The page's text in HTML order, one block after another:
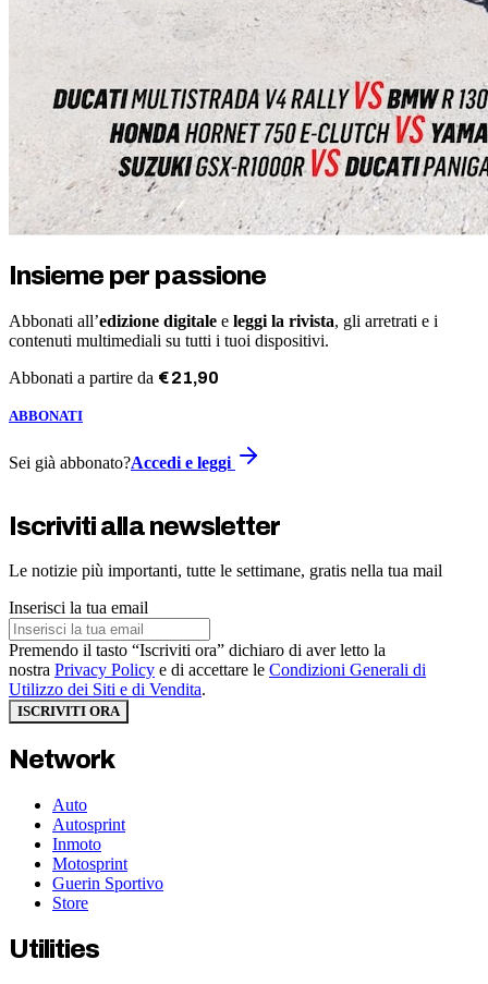
Insieme per passione
Abbonati all’edizione digitale e leggi la rivista, gli arretrati e i
contenuti multimediali su tutti i tuoi dispositivi.
Abbonati a partire da €21,90
ABBONATI
Sei già abbonato?Accedi e leggi
Iscriviti alla newsletter
Le notizie più importanti, tutte le settimane, gratis nella tua mail
Inserisci la tua email
Premendo il tasto “Iscriviti ora” dichiaro di aver letto la
nostra Privacy Policy e di accettare le Condizioni Generali di
Utilizzo dei Siti e di Vendita.
ISCRIVITI ORA
Network
Auto
Autosprint
Inmoto
Motosprint
Guerin Sportivo
Store
Utilities